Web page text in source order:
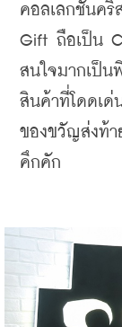
คอลเลกชันคริ
Gift ถือเป็น
สนใจมากเป็น
สินค้าที่โดดเด่
ของขวัญส่งท้า
คึกคัก